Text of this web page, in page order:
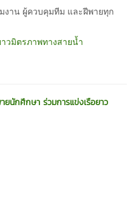
าน ผู้ควบคุมทีม และฝีพายทุก
าวมิตรภาพทางสายน้ำ
นักศึกษา ร่วมการแข่งเรือยาว